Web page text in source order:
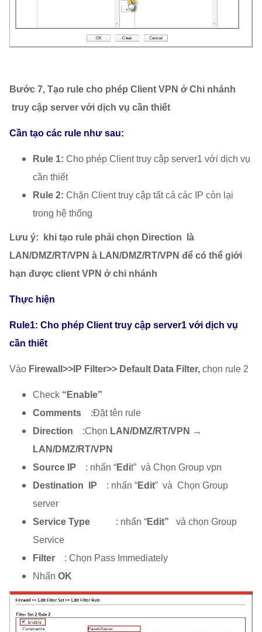
Bước 7, Tạo rule cho phép Client VPN ở Chi nhánh
truy cập server với dịch vụ cần thiết
Cần tạo các rule như sau:
Rule 1: Cho phép Client truy cập server1 với dịch vụ
cần thiết
Rule 2: Chặn Client truy cập tất cả các IP còn lại
trong hệ thống
Lưu ý: khi tạo rule phải chọn Direction là
LAN/DMZ/RT/VPN à LAN/DMZ/RT/VPN để có thể giới
hạn được client VPN ở chi nhánh
Thực hiện
Rule1: Cho phép Client truy cập server1 với dịch vụ
cần thiết
Vào Firewall>>IP Filter>> Default Data Filter, chọn rule 2
Check “Enable”
Comments :Đặt tên rule
Direction :Chọn LAN/DMZ/RT/VPN →
LAN/DMZ/RT/VPN
Source IP : nhấn “Edit” và Chọn Group vpn
Destination IP : nhấn “Edit” và Chọn Group
server
Service Type : nhấn “Edit” và chọn Group
Service
Filter : Chọn Pass Immediately
Nhấn OK